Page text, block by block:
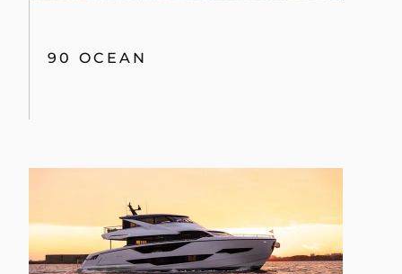
90 OCEAN